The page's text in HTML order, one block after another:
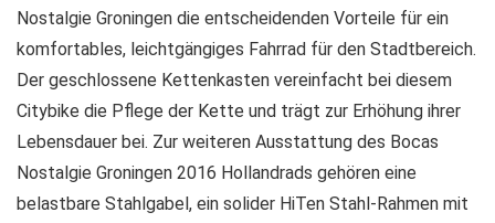
Nostalgie Groningen die entscheidenden Vorteile für ein
komfortables, leichtgängiges Fahrrad für den Stadtbereich.
Der geschlossene Kettenkasten vereinfacht bei diesem
Citybike die Pflege der Kette und trägt zur Erhöhung ihrer
Lebensdauer bei. Zur weiteren Ausstattung des Bocas
Nostalgie Groningen 2016 Hollandrads gehören eine
belastbare Stahlgabel, ein solider HiTen Stahl-Rahmen mit